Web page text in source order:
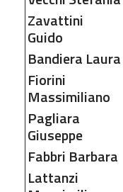
Zavattini
Guido
Bandiera Laura
Fiorini
Massimiliano
Pagliara
Giuseppe
Fabbri Barbara
Lattanzi